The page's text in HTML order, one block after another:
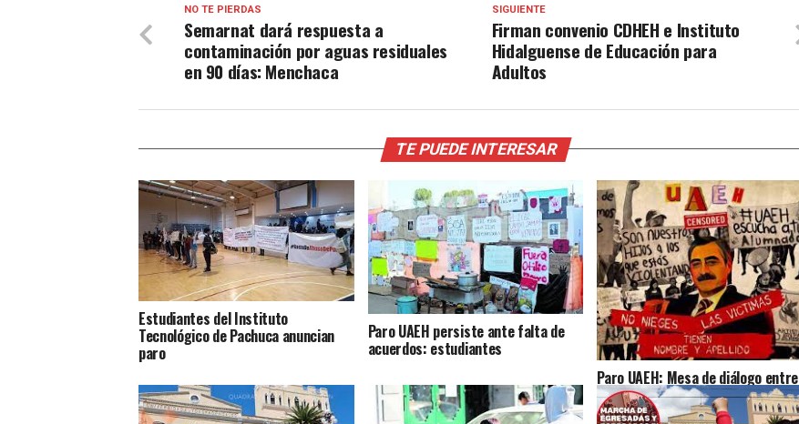
SIGUIENTE
Firman convenio CDHEH e Instituto
Hidalguense de Educación para
Adultos
NO TE PIERDAS
Semarnat dará respuesta a
contaminación por aguas residuales
en 90 días: Menchaca
TE PUEDE INTERESAR
Estudiantes del Instituto
Tecnológico de Pachuca anuncian
paro
Paro UAEH persiste ante falta de
acuerdos: estudiantes
Paro UAEH: Mesa de diálogo entre
estudiantes y autoridades
universitarias aún sin definirse